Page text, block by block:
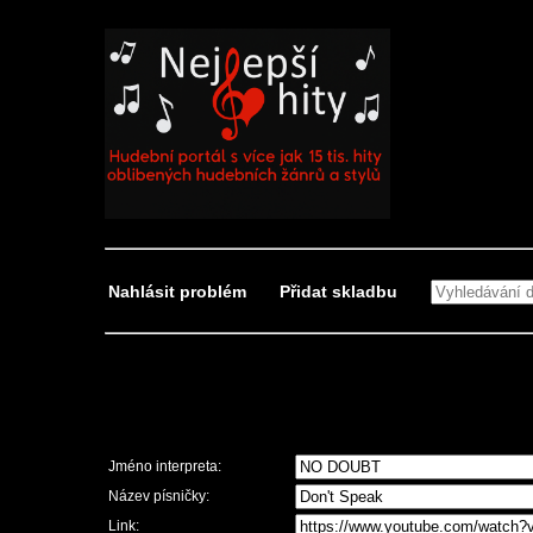
Nahlásit problém Přidat skladbu
Jméno interpreta:
Název písničky:
Link: